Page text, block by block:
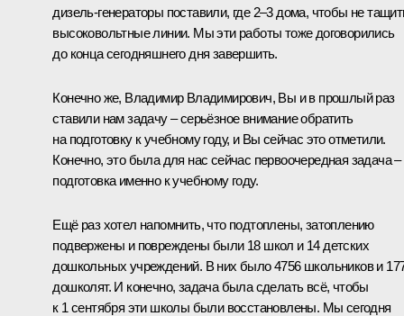
дизель-генераторы поставили, где 2–3 дома, чтобы не
высоковольтные линии. Мы эти работы тоже договорились
до конца сегодняшнего дня завершить.
Конечно же, Владимир Владимирович, Вы и в прошлый раз
ставили нам задачу – серьёзное внимание обратить
на подготовку к учебному году, и Вы сейчас это отметили.
Конечно, это была для нас сейчас первоочередная задача –
подготовка именно к учебному году.
Ещё раз хотел напомнить, что подтоплены, затоплению
подвержены и повреждены были 18 школ и 14 детских
дошкольных учреждений. В них было 4756 школьников и
дошколят. И конечно, задача была сделать всё, чтобы
к 1 сентября эти школы были восстановлены. Мы сегодня